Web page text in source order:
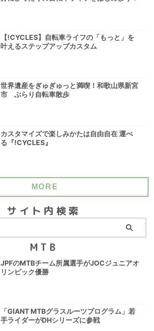
【!CYCLES】自転車ライフの「もっと」を
叶えるステップアップカスタム
世界遺産をぎゅぎゅっと満喫！和歌山県新宮
市 ぶらり自転車散歩
カスタマイズで楽しみかたは自由自在 運べ
る『!CYCLES』
MORE
サイト内検索
MTB
JPFのMTBチーム所属選手がJOCジュニアオ
リンピック優勝
「GIANT MTBグラスルーツプログラム」若
手ライダーがDHシリーズに参戦